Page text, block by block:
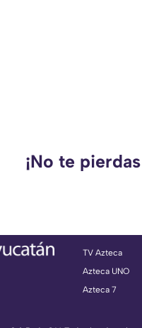
¡No te
TV Azteca
Azteca UNO
Azteca 7